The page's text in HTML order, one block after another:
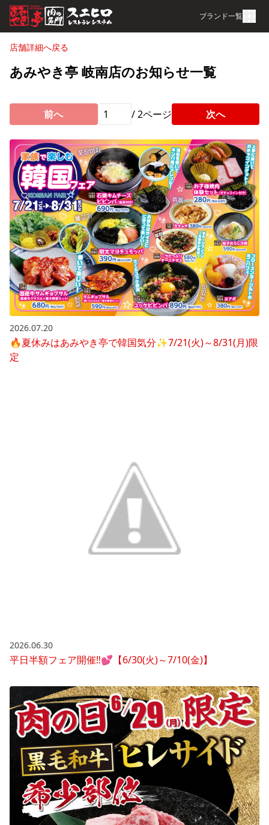
ブランド一覧
店舗詳細へ戻る
あみやき亭 岐南店のお知らせ一覧
前へ /2ページ 次へ
2026.07.20
🔥夏休みはあみやき亭で韓国気分✨7/21(火)～8/31(月)限
定
2026.06.30
平日半額フェア開催‼💕【6/30(火)～7/10(金)】